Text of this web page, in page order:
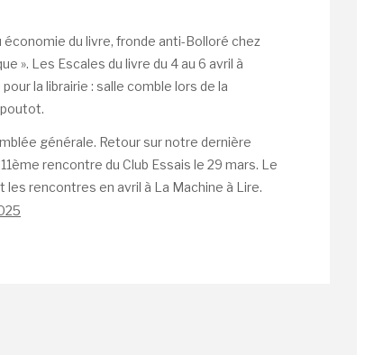
économie du livre, fronde anti-Bolloré chez
». Les Escales du livre du 4 au 6 avril à
la librairie : salle comble lors de la
générale. Retour sur notre dernière
rencontre du Club Essais le 29 mars. Le
les rencontres en avril à La Machine à Lire.